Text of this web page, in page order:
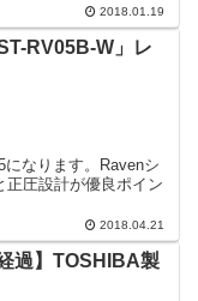
2018.01.19
RV05B-W」レ
なります。Ravenシ
正圧設計が優良ポイン
2018.04.21
過】TOSHIBA製